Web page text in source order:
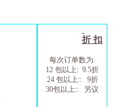
折 扣
每次订单数为:
12包以上: 9.5折
24 包以上:: 9折
30包以上:: 另议